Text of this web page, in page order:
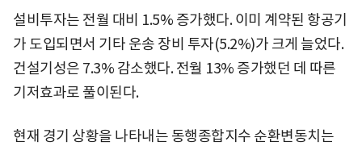
설비투자는 전월 대비 1.5% 증가했다. 이미 계약된 항공기
가 도입되면서 기타 운송 장비 투자(5.2%)가 크게 늘었다.
건설기성은 7.3% 감소했다. 전월 13% 증가했던 데 따른
기저효과로 풀이된다.
현재 경기 상황을 나타내는 동행종합지수 순환변동치는